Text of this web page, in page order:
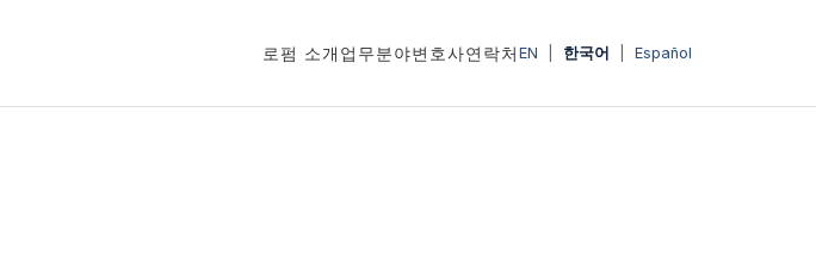
로펌 소개 업무분야변호사연락처 EN 한국어 Español